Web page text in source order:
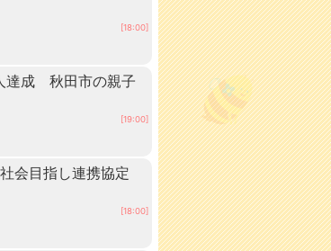
[18:00]
達成 秋田市の親子
[19:00]
会目指し連携協定
[18:00]